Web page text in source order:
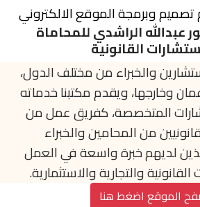
تصميم وبرمجة الموقع الالكتروني
عبدالله الراشدي للمحاماة
القانونية
والخبراء من مختلف الدول،
وخارجها، ويقدم مكتبنا خدماته
المتخصصة، كفريق عمل من
من المحامين والخبراء
لديهم خبرة واسعة في العمل
والتجارية والاستثمارية.
الموقع اضغط هنا